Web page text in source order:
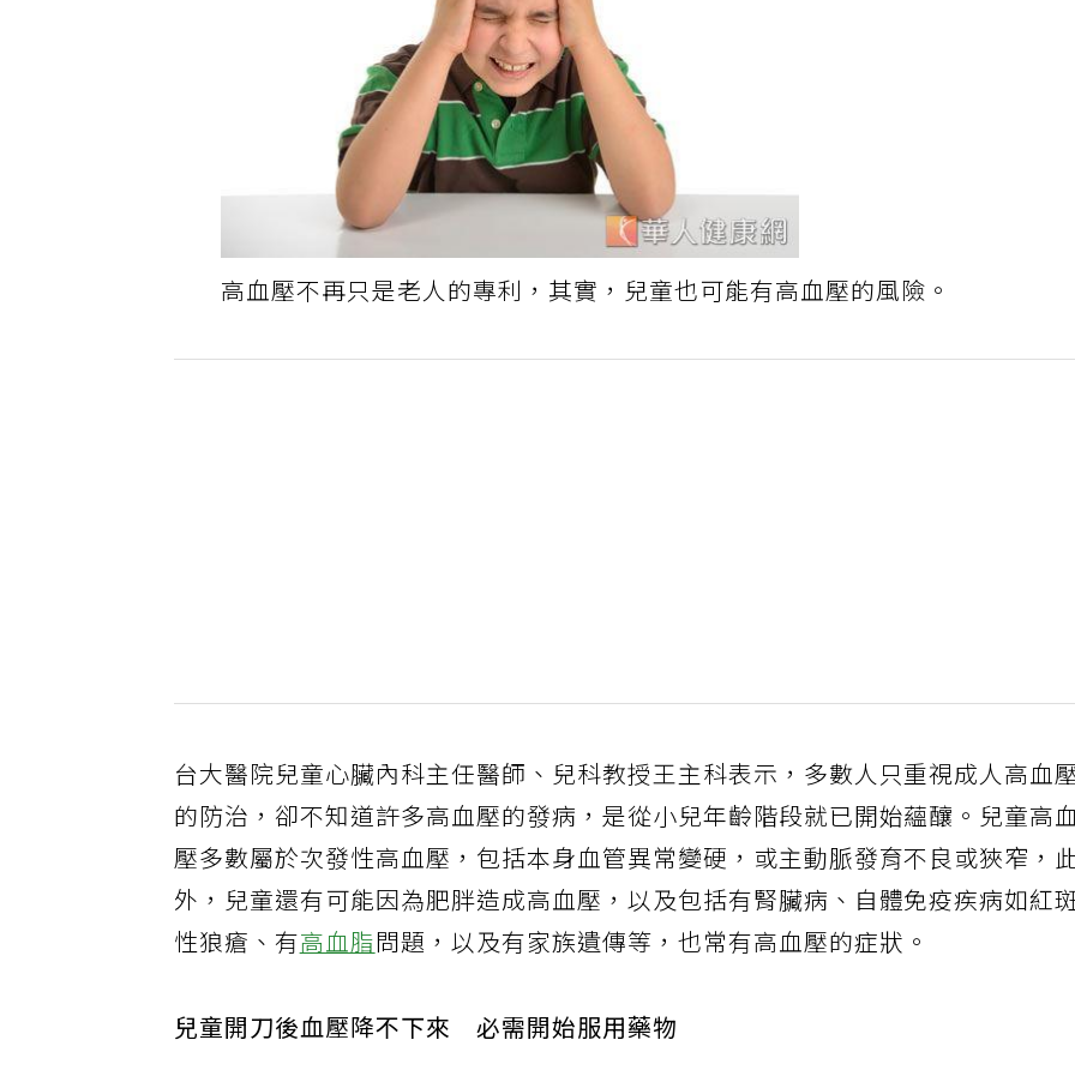
高血壓不再只是老人的專利，其實，兒童也可能有高血壓的風險。
台大醫院兒童心臟內科主任醫師、兒科教授王主科表示，多數人只重視成人高血
的防治，卻不知道許多高血壓的發病，是從小兒年齡階段就已開始蘊釀。兒童高
壓多數屬於次發性高血壓，包括本身血管異常變硬，或主動脈發育不良或狹窄，
外，兒童還有可能因為肥胖造成高血壓，以及包括有腎臟病、自體免疫疾病如紅
性狼瘡、有高血脂問題，以及有家族遺傳等，也常有高血壓的症狀。
兒童開刀後血壓降不下來 必需開始服用藥物